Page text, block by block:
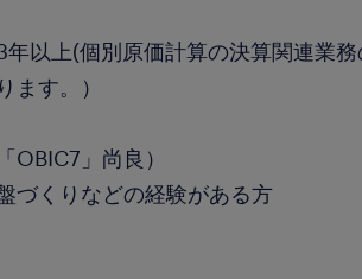
年以上(個別原価計算の決算関連業務
ます。）
OBIC7」尚良）
づくりなどの経験がある方